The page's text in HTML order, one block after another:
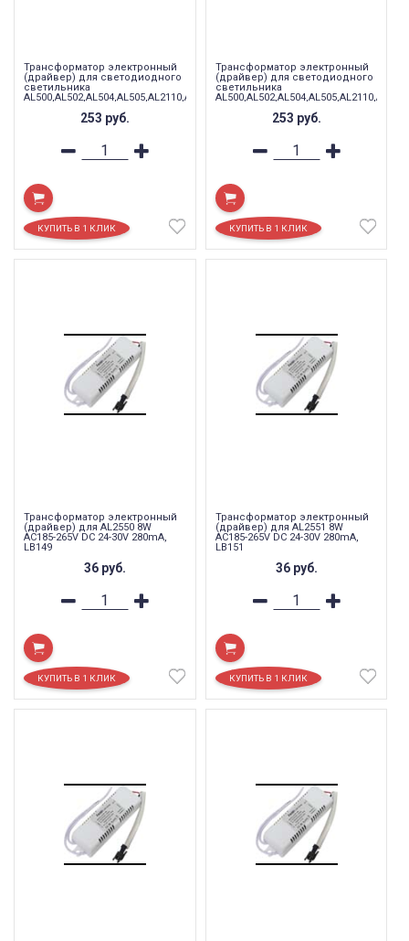
Трансформатор электронный
(драйвер) для светодиодного
светильника
AL500,AL502,AL504,AL505,AL2110,AL2111
253 руб.
Трансформатор электронный
(драйвер) для светодиодного
светильника
AL500,AL502,AL504,AL505,AL2110,AL2111
253 руб.
Трансформатор электронный
(драйвер) для AL2550 8W
AC185-265V DC 24-30V 280mA,
LB149
36 руб.
Трансформатор электронный
(драйвер) для AL2551 8W
AC185-265V DC 24-30V 280mA,
LB151
36 руб.